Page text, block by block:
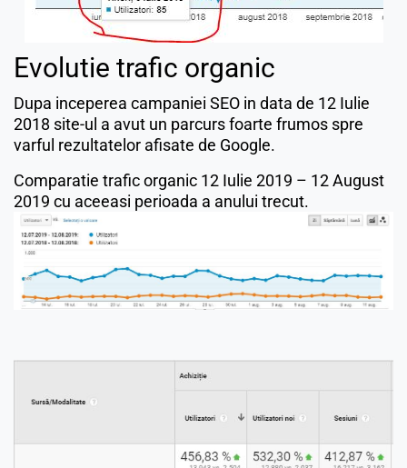
Evolutie trafic organic
Dupa inceperea campaniei SEO in data de 12 Iulie
2018 site-ul a avut un parcurs foarte frumos spre
varful rezultatelor afisate de Google.
Comparatie trafic organic 12 Iulie 2019 – 12 August
2019 cu aceeasi perioada a anului trecut.